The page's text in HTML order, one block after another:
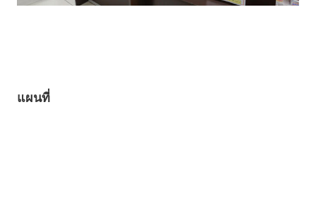
แผนที่